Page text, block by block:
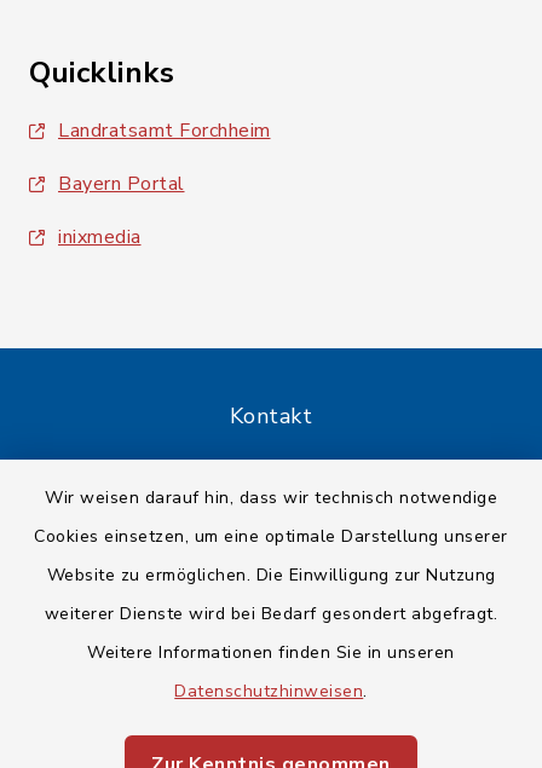
Wir weisen darauf hin, dass wir technisch notwendige
Cookies einsetzen, um eine optimale Darstellung unserer
Website zu ermöglichen. Die Einwilligung zur Nutzung
weiterer Dienste wird bei Bedarf gesondert abgefragt.
Weitere Informationen finden Sie in unseren
Datenschutzhinweisen.
Quicklinks
Landratsamt Forchheim
Bayern Portal
inixmedia
Kontakt
Datenschutz
Impressum
Sitemap
Cookie-Einstellungen